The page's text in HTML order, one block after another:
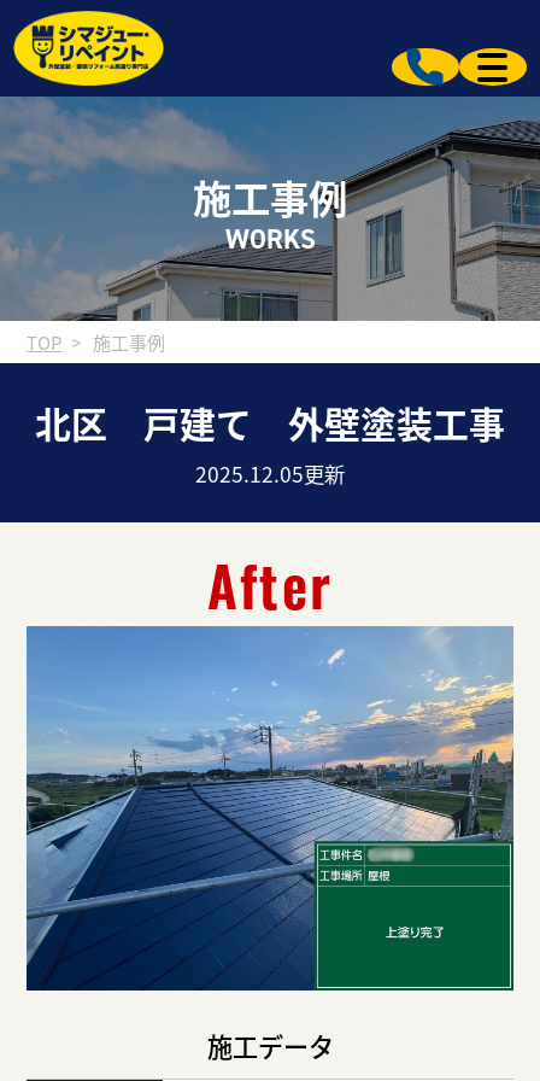
施工事例
WORKS
TOP 施工事例
北区 戸建て 外壁塗装工事
2025.12.05更新
After
施工データ